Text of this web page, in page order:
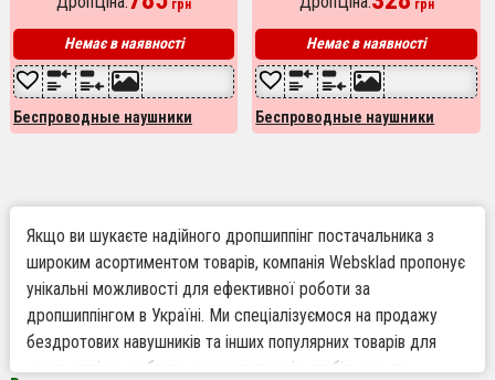
реального часугрн
Немає в наявності
Беспроводные наушники
грн
Немає в наявності
Беспроводные наушники
Якщо ви шукаєте надійного дропшиппінг постачальника з
широким асортиментом товарів, компанія Websklad пропонує
унікальні можливості для ефективної роботи за
дропшиппінгом в Україні. Ми спеціалізуємося на продажу
бездротових навушників та інших популярних товарів для
дропшиппінгу, забезпечуючи партнерів стабільною та